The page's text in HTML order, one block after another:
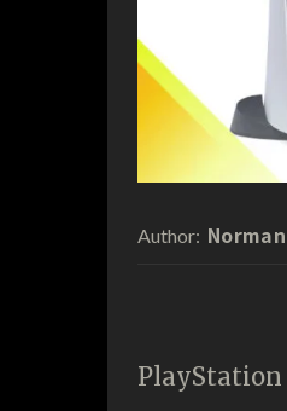
Author: Norman
PlayStation